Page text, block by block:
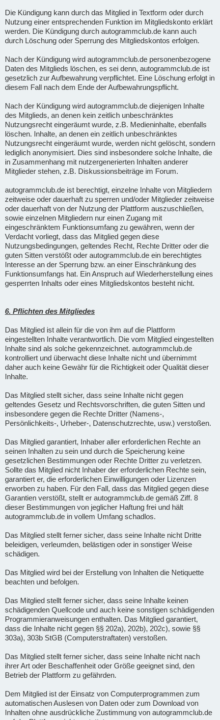
Die Kündigung kann durch das Mitglied in Textform oder durch
Nutzung einer entsprechenden Funktion im Mitgliedskonto erklärt
werden. Die Kündigung durch autogrammclub.de kann auch
durch Löschung oder Sperrung des Mitgliedskontos erfolgen.
Nach der Kündigung wird autogrammclub.de personenbezogene
Daten des Mitglieds löschen, es sei denn, autogrammclub.de ist
gesetzlich zur Aufbewahrung verpflichtet. Eine Löschung erfolgt in
diesem Fall nach dem Ende der Aufbewahrungspflicht.
Nach der Kündigung wird autogrammclub.de diejenigen Inhalte
des Mitglieds, an denen kein zeitlich unbeschränktes
Nutzungsrecht eingeräumt wurde, z.B. Medieninhalte, ebenfalls
löschen. Inhalte, an denen ein zeitlich unbeschränktes
Nutzungsrecht eingeräumt wurde, werden nicht gelöscht, sondern
lediglich anonymisiert. Dies sind insbesondere solche Inhalte, die
in Zusammenhang mit nutzergenerierten Inhalten anderer
Mitglieder stehen, z.B. Diskussionsbeiträge im Forum.
autogrammclub.de ist berechtigt, einzelne Inhalte von Mitgliedern
zeitweise oder dauerhaft zu sperren und/oder Mitglieder zeitweise
oder dauerhaft von der Nutzung der Plattform auszuschließen,
sowie einzelnen Mitgliedern nur einen Zugang mit
eingeschränktem Funktionsumfang zu gewähren, wenn der
Verdacht vorliegt, dass das Mitglied gegen diese
Nutzungsbedingungen, geltendes Recht, Rechte Dritter oder die
guten Sitten verstößt oder autogrammclub.de ein berechtigtes
Interesse an der Sperrung bzw. an einer Einschränkung des
Funktionsumfangs hat. Ein Anspruch auf Wiederherstellung eines
gesperrten Inhalts oder eines Mitgliedskontos besteht nicht.
6. Pflichten des Mitgliedes
Das Mitglied ist allein für die von ihm auf die Plattform
eingestellten Inhalte verantwortlich. Die vom Mitglied eingestellten
Inhalte sind als solche gekennzeichnet. autogrammclub.de
kontrolliert und überwacht diese Inhalte nicht und übernimmt
daher auch keine Gewähr für die Richtigkeit oder Qualität dieser
Inhalte.
Das Mitglied stellt sicher, dass seine Inhalte nicht gegen
geltendes Gesetz und Rechtsvorschriften, die guten Sitten und
insbesondere gegen die Rechte Dritter (Namens-,
Persönlichkeits-, Urheber-, Datenschutzrechte, usw.) verstoßen.
Das Mitglied garantiert, Inhaber aller erforderlichen Rechte an
seinen Inhalten zu sein und durch die Speicherung keine
gesetzlichen Bestimmungen oder Rechte Dritter zu verletzen.
Sollte das Mitglied nicht Inhaber der erforderlichen Rechte sein,
garantiert er, die erforderlichen Einwilligungen oder Lizenzen
erworben zu haben. Für den Fall, dass das Mitglied gegen diese
Garantien verstößt, stellt er autogrammclub.de gemäß Ziff. 8
dieser Bestimmungen von jeglicher Haftung frei und hält
autogrammclub.de in vollem Umfang schadlos.
Das Mitglied stellt ferner sicher, dass seine Inhalte nicht Dritte
beleidigen, verleumden, belästigen oder in sonstiger Weise
schädigen.
Das Mitglied wird bei der Erstellung von Inhalten die Netiquette
beachten und befolgen.
Das Mitglied stellt ferner sicher, dass seine Inhalte keinen
schädigenden Quellcode und auch keine sonstigen schädigenden
Programmieranweisungen enthalten. Das Mitglied garantiert,
dass die Inhalte nicht gegen §§ 202a), 202b), 202c), sowie §§
303a), 303b StGB (Computerstraftaten) verstoßen.
Das Mitglied stellt ferner sicher, dass seine Inhalte nicht nach
ihrer Art oder Beschaffenheit oder Größe geeignet sind, den
Betrieb der Plattform zu gefährden.
Dem Mitglied ist der Einsatz von Computerprogrammen zum
automatischen Auslesen von Daten oder zum Download von
Inhalten ohne ausdrückliche Zustimmung von autogrammclub.de